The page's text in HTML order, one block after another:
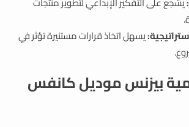
يسهل اتخاذ قرارات مستنيرة تؤثر في
بيزنس موديل كانفس